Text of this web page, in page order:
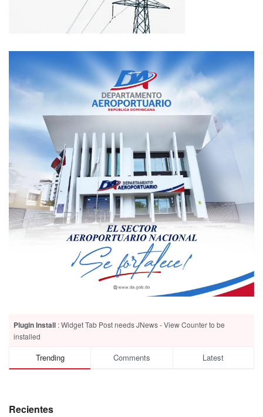
Plugin Install : Widget Tab Post needs JNews - View Counter to be
installed
Trending Comments Latest
Recientes